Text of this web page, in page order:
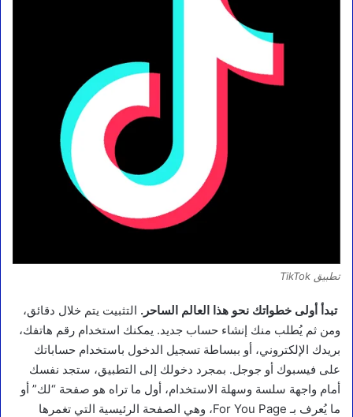
تطبيق TikTok
تبدأ أولى خطواتك نحو هذا العالم الساحر. التثبيت يتم خلال دقائق،
ومن ثم يُطلب منك إنشاء حساب جديد. يمكنك استخدام رقم هاتفك،
بريدك الإلكتروني، أو ببساطة تسجيل الدخول باستخدام حساباتك
على فيسبوك أو جوجل. بمجرد دخولك إلى التطبيق، ستجد نفسك
أمام واجهة سلسة وسهلة الاستخدام، أول ما تراه هو صفحة “لك” أو
ما يُعرف بـ For You Page، وهي الصفحة الرئيسية التي تغمرها